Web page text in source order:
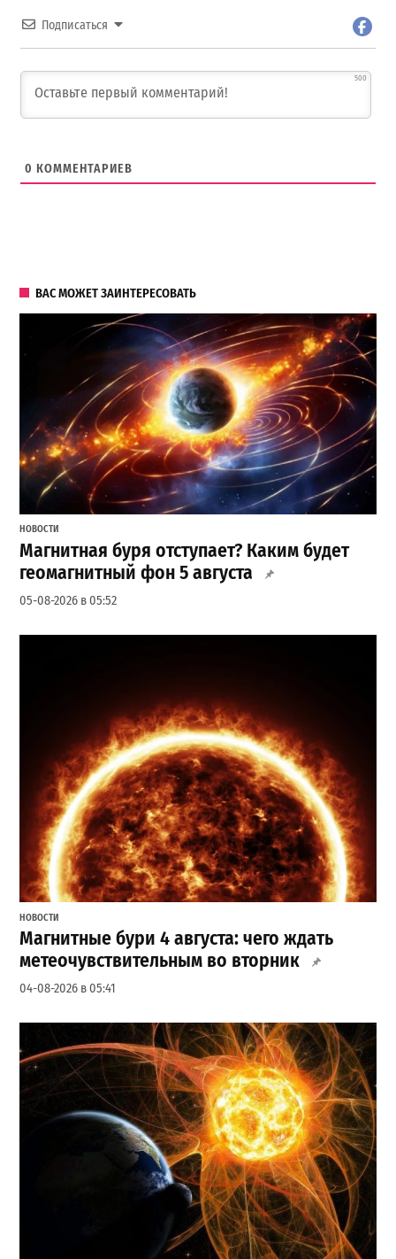
Подписаться
500
0 КОММЕНТАРИЕВ
ВАС МОЖЕТ ЗАИНТЕРЕСОВАТЬ
НОВОСТИ
Магнитная буря отступает? Каким будет
геомагнитный фон 5 августа
05-08-2026 в 05:52
НОВОСТИ
Магнитные бури 4 августа: чего ждать
метеочувствительным во вторник
04-08-2026 в 05:41